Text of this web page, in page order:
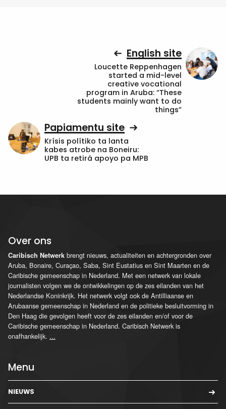
English site
Loucette Reppenhagen
started a mid-level
creative vocational
program in Aruba: “These
students mainly want to do
things”
Papiamentu site
Krísis polítiko ta lanta
kabes atrobe na Boneiru:
UPB ta retirá apoyo pa MPB
Over ons
Caribisch Netwerk brengt nieuws, actualiteiten en achtergronden over
Aruba, Bonaire, Curaçao, Saba, Sint Eustatius en Sint Maarten en de
Caribische gemeenschap in Nederland. Met een netwerk van lokale
journalisten volgen we de ontwikkelingen op de zes eilanden van het
Nederlandse Koninkrijk. Het netwerk volgt ook de Antilliaanse en
Arubaanse gemeenschap in Nederland en de politieke besluitvorming in
Den Haag die gevolgen heeft voor de zes eilanden en/of voor de
Caribische gemeenschap in Nederland. Caribisch Netwerk is
onafhankelijk. ...
Menu
NIEUWS